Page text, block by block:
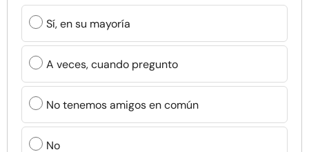
Sí, en su mayoría
A veces, cuando pregunto
No tenemos amigos en común
No